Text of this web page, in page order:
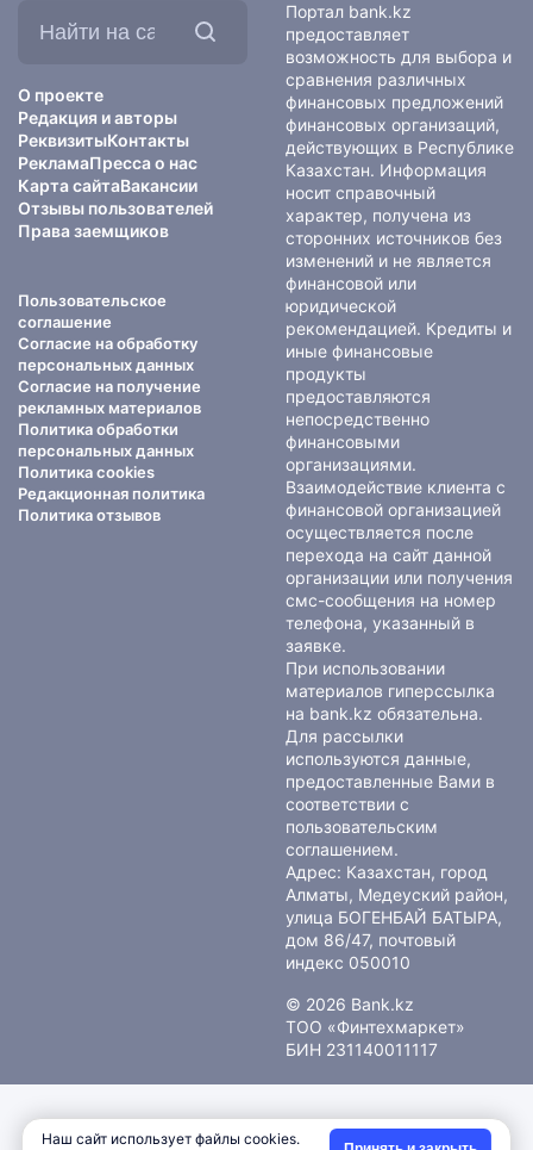
О проекте
Редакция и авторы
РеквизитыКонтакты
РекламаПресса о нас
Карта сайтаВакансии
Отзывы пользователей
Права заемщиков
Пользовательское
соглашение
Согласие на обработку
персональных данных
Согласие на получение
рекламных материалов
Политика обработки
персональных данных
Политика cookies
Редакционная политика
Политика отзывов
Портал bank.kz
предоставляет
возможность для выбора и
сравнения различных
финансовых предложений
финансовых организаций,
действующих в Республике
Казахстан. Информация
носит справочный
характер, получена из
сторонних источников без
изменений и не является
финансовой или
юридической
рекомендацией. Кредиты и
иные финансовые
продукты
предоставляются
непосредственно
финансовыми
организациями.
Взаимодействие клиента с
финансовой организацией
осуществляется после
перехода на сайт данной
организации или получения
смс-сообщения на номер
телефона, указанный в
заявке.
При использовании
материалов гиперссылка
на bank.kz обязательна.
Для рассылки
используются данные,
предоставленные Вами в
соответствии с
пользовательским
соглашением.
Адрес: Казахстан, город
Алматы, Медеуский район,
улица БОГЕНБАЙ БАТЫРА,
дом 86/47, почтовый
индекс 050010
© 2026 Bank.kz
ТОО «Финтехмаркет»
БИН 231140011117
Наш сайт использует файлы cookies.